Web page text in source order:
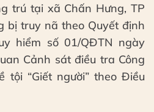
trú tại xã Chấn Hưng, TP
bị truy nã theo Quyết định
hiểm số 01/QĐTN ngày
Cảnh sát điều tra Công
“Giết người” theo Điều